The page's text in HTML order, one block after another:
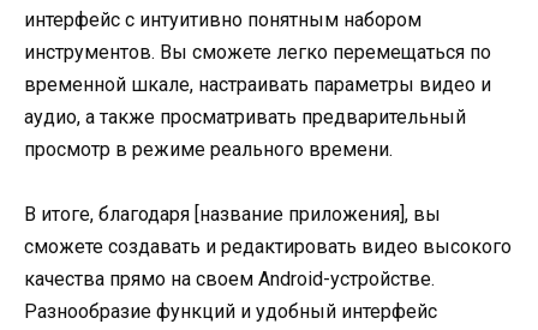
интерфейс с интуитивно понятным набором
инструментов. Вы сможете легко перемещаться по
временной шкале, настраивать параметры видео и
аудио, а также просматривать предварительный
просмотр в режиме реального времени.
В итоге, благодаря [название приложения], вы
сможете создавать и редактировать видео высокого
качества прямо на своем Android-устройстве.
Разнообразие функций и удобный интерфейс